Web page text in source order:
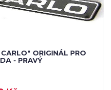
ORIGINÁL PRO
- PRAVÝ